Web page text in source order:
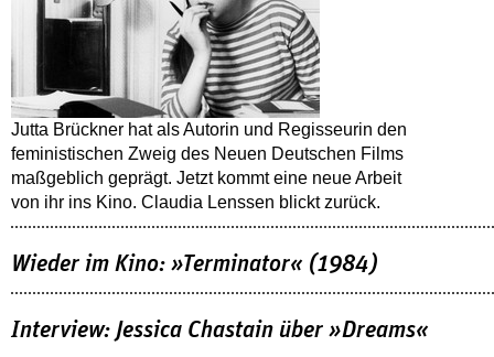
Jutta Brückner hat als Autorin und Regisseurin den
feministischen Zweig des Neuen Deutschen Films
maßgeblich geprägt. Jetzt kommt eine neue Arbeit
von ihr ins Kino. Claudia Lenssen blickt zurück.
Wieder im Kino: »Terminator« (1984)
Interview: Jessica Chastain über »Dreams«